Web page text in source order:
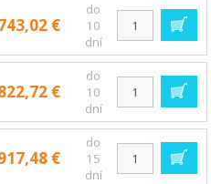
€
do
10
dní
€
do
10
dní
€
do
15
dní